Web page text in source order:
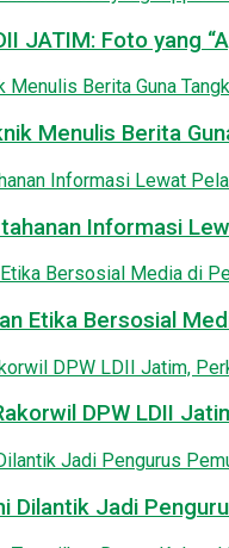
JATIM: Foto yang
Menulis Berita
Informasi
Etika Bersosial
DPW LDII
Dilantik Jadi